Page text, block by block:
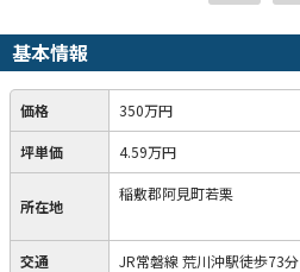
基本情報
価格 350万円
坪単価 4.59万円
所在地
稲敷郡阿見町若栗
交通 JR常磐線 荒川沖駅徒歩73分